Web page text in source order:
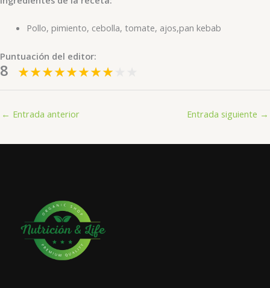
Pollo, pimiento, cebolla, tomate, ajos,pan kebab
Puntuación del editor:
8
← Entrada anterior Entrada siguiente →